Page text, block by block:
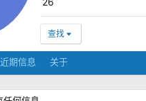
查找
近期信息 关于